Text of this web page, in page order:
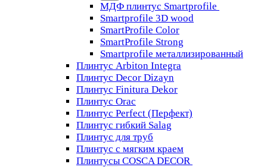
МДФ плинтус Smartprofile
Smartprofile 3D wood
SmartProfile Color
SmartProfile Strong
Smartprofile металлизированный
Плинтус Arbiton Integra
Плинтус Decor Dizayn
Плинтус Finitura Dekor
Плинтус Orac
Плинтус Perfect (Перфект)
Плинтус гибкий Salag
Плинтус для труб
Плинтус с мягким краем
Плинтусы COSCA DECOR